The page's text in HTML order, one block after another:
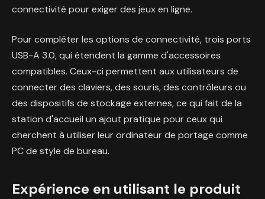
connectivité pour exiger des jeux en ligne.
Pour compléter les options de connectivité, trois ports
USB-A 3.0, qui étendent la gamme d'accessoires
compatibles. Ceux-ci permettent aux utilisateurs de
connecter des claviers, des souris, des contrôleurs ou
des dispositifs de stockage externes, ce qui fait de la
station d'accueil un ajout pratique pour ceux qui
cherchent à utiliser leur ordinateur de portage comme
PC de style de bureau.
Expérience en utilisant le produit